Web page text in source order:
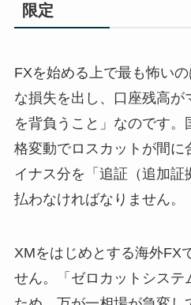
限定
FXを始める上で最も怖い
な損失を出し、口座残高が
を背負うこと」なのです。
格変動でロスカットが間に
イナス分を「追証（追加証
払わなければなりません。
XMをはじめとする海外FX
せん。「ゼロカットシステ